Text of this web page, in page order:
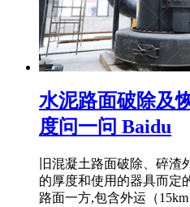
水泥路面破除及
度问一问 Baidu
旧混凝土路面破除、碎
的厚度和使用的器具而定
路面一方,包含外运（